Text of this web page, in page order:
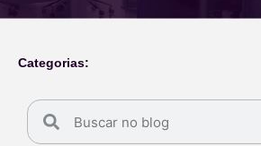
Categorias: